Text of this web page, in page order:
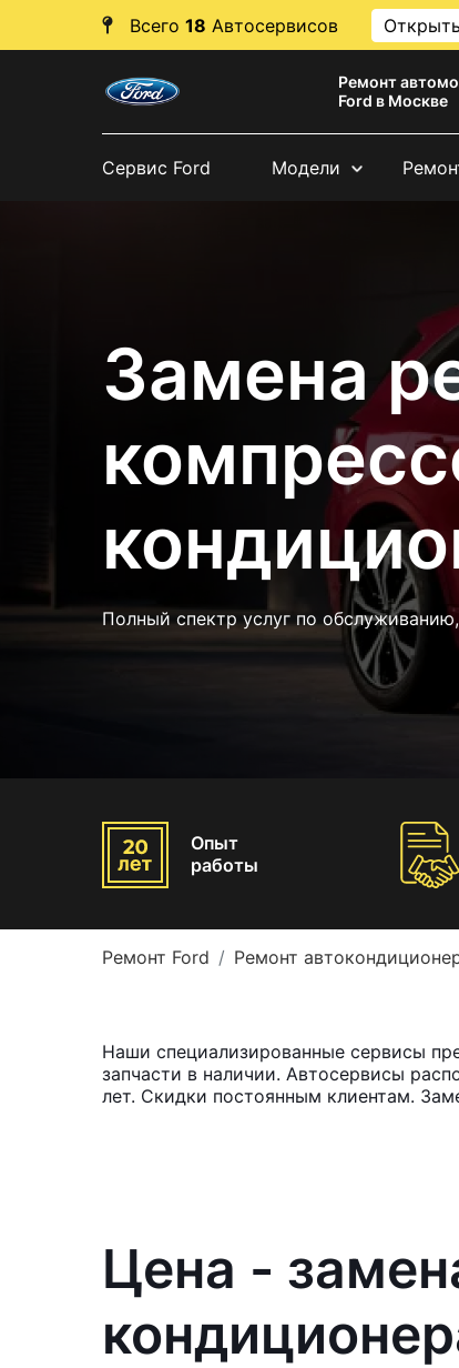
Всего 18 Автосервисов
Ремонт
Ford в Москве
Сервис Ford Модели
Замена
Полный спектр услуг по
Опыт
работы
Ремонт Ford Ремонт
Наши специализированные сервисы
запчасти в наличии. Автосервисы
лет. Скидки постоянным клиентам.
Цена -